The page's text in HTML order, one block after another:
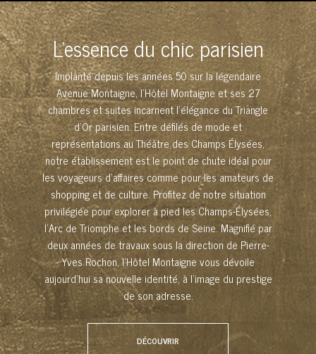
L'essence du chic parisien
Implanté depuis les années 50 sur la légendaire
Avenue Montaigne, l’Hôtel Montaigne et ses 27
chambres et suites incarnent l’élégance du Triangle
d’Or parisien. Entre défilés de mode et
représentations au Théâtre des Champs Élysées,
notre établissement est le point de chute idéal pour
les voyageurs d’affaires comme pour les amateurs de
shopping et de culture. Profitez de notre situation
privilégiée pour explorer à pied les Champs-Élysées,
l’Arc de Triomphe et les bords de Seine. Magnifié par
deux années de travaux sous la direction de Pierre-
Yves Rochon, l’Hôtel Montaigne vous dévoile
aujourd’hui sa nouvelle identité, à l’image du prestige
de son adresse.
DÉCOUVRIR